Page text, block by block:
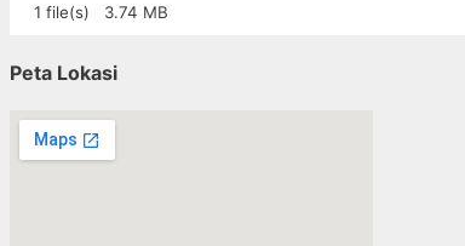
1 file(s) 3.74 MB
Peta Lokasi